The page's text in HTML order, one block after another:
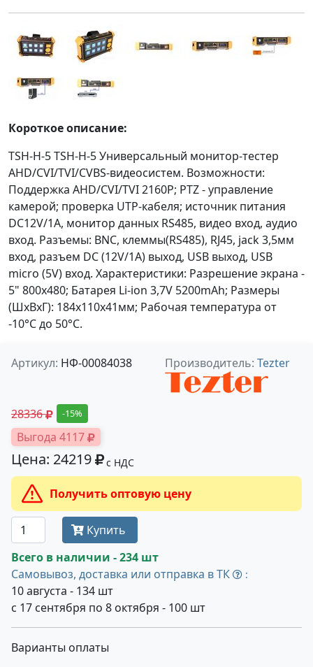
Короткое описание:
TSH-H-5 TSH-H-5 Универсальный монитор-тестер
AHD/CVI/TVI/CVBS-видеосистем. Возможности:
Поддержка AHD/CVI/TVI 2160P; PTZ - управление
камерой; проверка UTP-кабеля; источник питания
DC12V/1A, монитор данных RS485, видео вход, аудио
вход. Разъемы: BNC, клеммы(RS485), RJ45, jack 3,5мм
вход, разъем DC (12V/1A) выход, USB выход, USB
micro (5V) вход. Характеристики: Разрешение экрана -
5" 800x480; Батарея Li-ion 3,7V 5200mAh; Размеры
(ШxBxГ): 184x110х41мм; Рабочая температура от
-10°С до 50°С.
Артикул: НФ-00084038 Производитель: Tezter
28336 -15%
Выгода 4117
Цена: 24219 с НДС
Получить оптовую цену
Купить
Всего в наличии - 234 шт
Самовывоз, доставка или отправка в ТК
:
10 августа - 134 шт
с 17 сентября по 8 октября - 100 шт
Варианты оплаты